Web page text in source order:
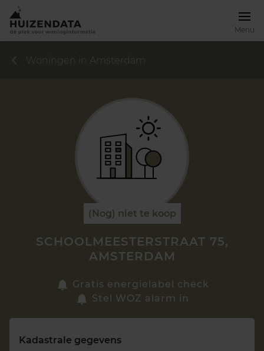
Menu
Vragen? Neem contact met ons op
088 220 4200
Woningen in Amsterdam
(Nog) niet te koop
SCHOOLMEESTERSTRAAT 75,
AMSTERDAM
Gratis energielabel check
Stel WOZ alarm in
Kadastrale gegevens